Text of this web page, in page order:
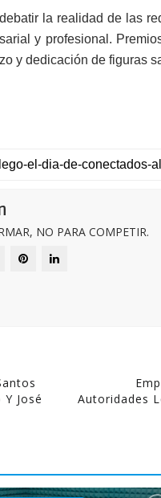
la realidad de las
y profesional.
y dedicación de figuras
NO PARA COMPETIR.
José
Autoridades